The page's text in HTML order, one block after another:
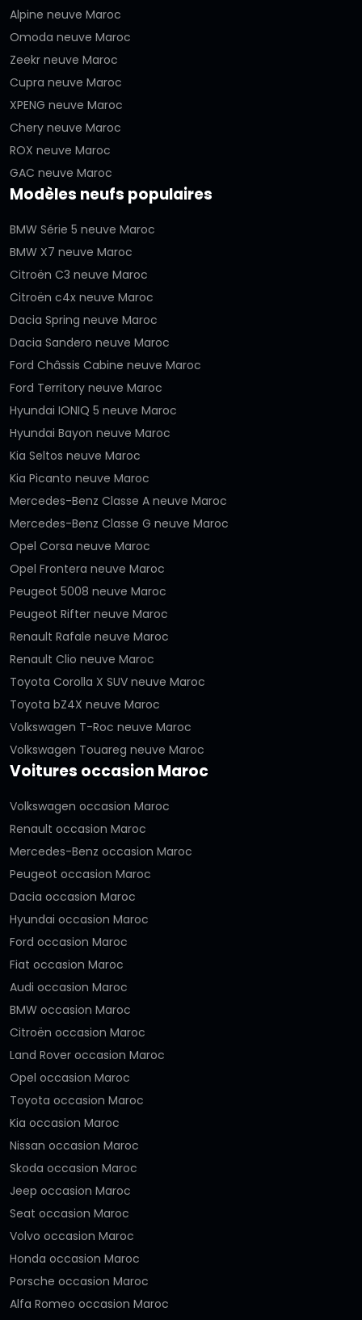
Alpine neuve Maroc
Omoda neuve Maroc
Zeekr neuve Maroc
Cupra neuve Maroc
XPENG neuve Maroc
Chery neuve Maroc
ROX neuve Maroc
GAC neuve Maroc
Modèles neufs populaires
BMW Série 5 neuve Maroc
BMW X7 neuve Maroc
Citroën C3 neuve Maroc
Citroën c4x neuve Maroc
Dacia Spring neuve Maroc
Dacia Sandero neuve Maroc
Ford Châssis Cabine neuve Maroc
Ford Territory neuve Maroc
Hyundai IONIQ 5 neuve Maroc
Hyundai Bayon neuve Maroc
Kia Seltos neuve Maroc
Kia Picanto neuve Maroc
Mercedes-Benz Classe A neuve Maroc
Mercedes-Benz Classe G neuve Maroc
Opel Corsa neuve Maroc
Opel Frontera neuve Maroc
Peugeot 5008 neuve Maroc
Peugeot Rifter neuve Maroc
Renault Rafale neuve Maroc
Renault Clio neuve Maroc
Toyota Corolla X SUV neuve Maroc
Toyota bZ4X neuve Maroc
Volkswagen T-Roc neuve Maroc
Volkswagen Touareg neuve Maroc
Voitures occasion Maroc
Volkswagen occasion Maroc
Renault occasion Maroc
Mercedes-Benz occasion Maroc
Peugeot occasion Maroc
Dacia occasion Maroc
Hyundai occasion Maroc
Ford occasion Maroc
Fiat occasion Maroc
Audi occasion Maroc
BMW occasion Maroc
Citroën occasion Maroc
Land Rover occasion Maroc
Opel occasion Maroc
Toyota occasion Maroc
Kia occasion Maroc
Nissan occasion Maroc
Skoda occasion Maroc
Jeep occasion Maroc
Seat occasion Maroc
Volvo occasion Maroc
Honda occasion Maroc
Porsche occasion Maroc
Alfa Romeo occasion Maroc